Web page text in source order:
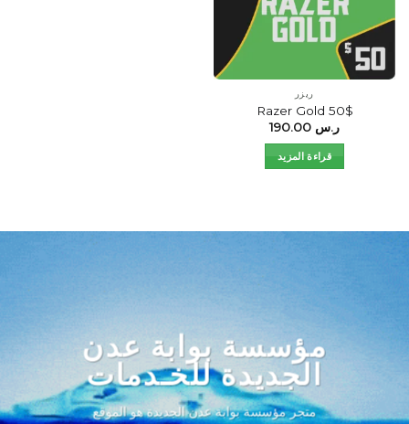
ريزر
Razer Gold 50$
ر.س
قراءة المزيد
مؤسسة بوابة عدن
الجديدة للخـدمات
متجر مؤسسة بوابة عدن الجديدة هو الموقع